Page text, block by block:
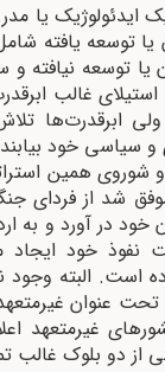
ایدئولوژیک
توسعه‌ یافته
یا توسعه
غالب
ابرقدرت‌ها
سیاسی خود
موفق شد از
در آورد و به
خود ایجاد
است. البته
تحت‌ عنوان
غیرمتعهد
از دو بلوک غالب